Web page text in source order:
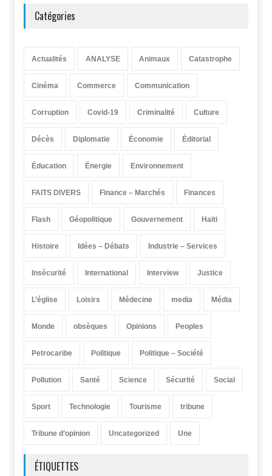
Catégories
Actualités ANALYSE Animaux Catastrophe
Cinéma Commerce Communication
Corruption Covid-19 Criminalité Culture
Décès Diplomatie Économie Éditorial
Éducation Énergie Environnement
FAITS DIVERS Finance – Marchés Finances
Flash Géopolitique Gouvernement Haïti
Histoire Idées – Débats Industrie – Services
Insécurité International Interview Justice
L’église Loisirs Médecine media Média
Monde obsèques Opinions Peoples
Petrocaribe Politique Politique – Société
Pollution Santé Science Sécurité Social
Sport Technologie Tourisme tribune
Tribune d’opinion Uncategorized Une
ÉTIQUETTES